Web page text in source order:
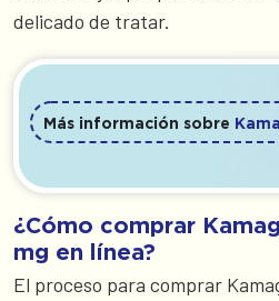
delicado de tratar.
Más información sobre
¿Cómo comprar
mg en línea?
El proceso para comprar